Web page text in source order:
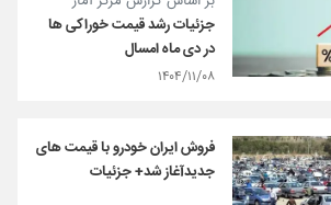
جزئیات رشد قیمت خوراکی ها
در دی ماه امسال
۱۴۰۴/۱۱/۰۸
فروش ایران خودرو با قیمت های
جدیدآغاز شد+ جزئیات